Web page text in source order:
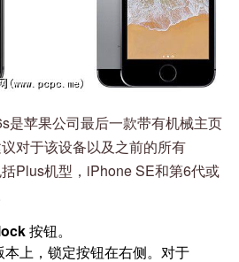
是苹果公司最后一款带有机械主页
对于该设备以及之前的所有
Plus机型，iPhone SE和第6代或
按钮。
上，锁定按钮在右侧。对于